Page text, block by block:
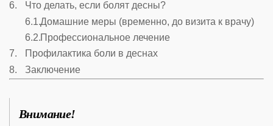
Что делать, если болят десны?
Домашние меры (временно, до визита к врачу)
Профессиональное лечение
Профилактика боли в деснах
Заключение
Внимание!